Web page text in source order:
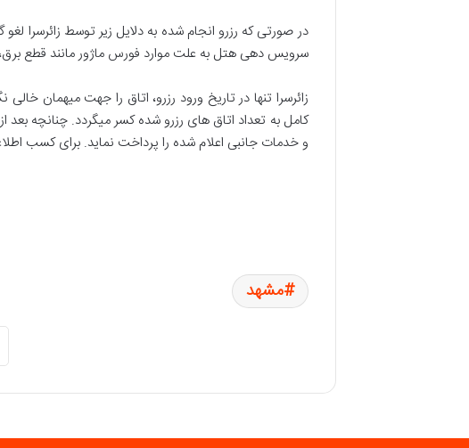
در صورتی که رزرو انجام شده به دلایل زیر توسط زائرسرا
سرویس دهی هتل به علت موارد فورس ماژور مانند قطع
کامل به تعداد اتاق های رزرو شده کسر میگردد. چنانچه بعد
و خدمات جانبی اعلام شده را پرداخت نماید. برای کسب
مشهد